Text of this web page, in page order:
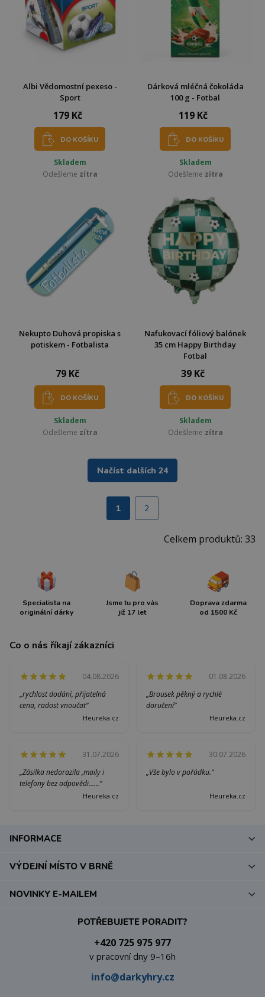
Albi Vědomostní pexeso -
Sport
179 Kč
DO KOŠÍKU
Skladem
Odešleme zítra
Dárková mléčná čokoláda
100 g - Fotbal
119 Kč
DO KOŠÍKU
Skladem
Odešleme zítra
Nekupto Duhová propiska s
potiskem - Fotbalista
79 Kč
DO KOŠÍKU
Skladem
Odešleme zítra
Nafukovací fóliový balónek
35 cm Happy Birthday
Fotbal
39 Kč
DO KOŠÍKU
Skladem
Odešleme zítra
Načíst dalších 24
1 2
Celkem produktů: 33
Specialista na
originální dárky
Jsme tu pro vás
již 17 let
Doprava zdarma
od 1500 Kč
Co o nás říkají zákazníci
04.08.2026
„rychlost dodání, přijatelná
cena, radost vnoučat“
Heureka.cz
01.08.2026
„Brousek pěkný a rychlé
doručení“
Heureka.cz
31.07.2026
„Zásilka nedorazila ,maily i
telefony bez odpovědi......“
Heureka.cz
30.07.2026
„Vše bylo v pořádku.“
Heureka.cz
INFORMACE
VÝDEJNÍ MÍSTO V BRNĚ
POTŘEBUJETE PORADIT?
+420 725 975 977
v pracovní dny 9–16h
info@darkyhry.cz
NOVINKY E-MAILEM